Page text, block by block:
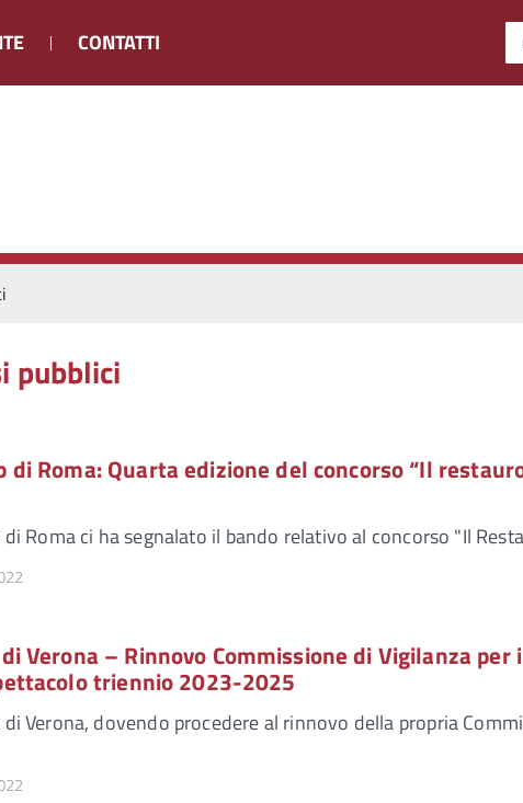
CONTATTI
pubblici
di Roma: Quarta edizione del concorso “Il
di Roma ci ha segnalato il bando relativo al concorso "Il
Verona – Rinnovo Commissione di Vigilanza per
triennio 2023-2025
Verona, dovendo procedere al rinnovo della propria